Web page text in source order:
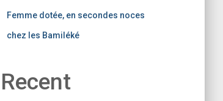
Femme dotée, en secondes noces
chez les Bamiléké
Recent